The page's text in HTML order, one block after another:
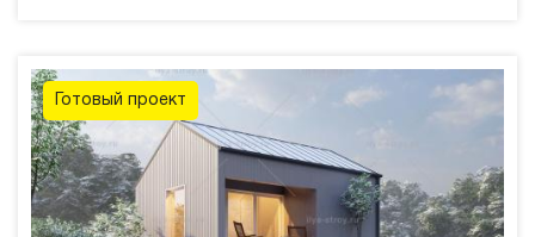
Готовый проект